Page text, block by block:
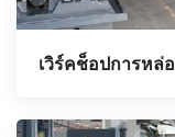
เวิร์คช็อปการหล่อ